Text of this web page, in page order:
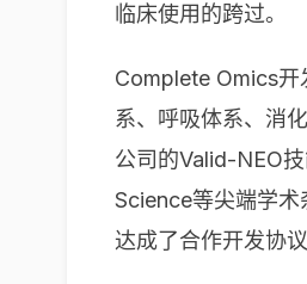
临床使用的跨过。
Complete Omics开
系、呼吸体系、消
公司的Valid-NEO
Science等尖端学
达成了合作开发协议